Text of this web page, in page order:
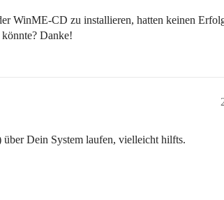
WinME-CD zu installieren, hatten keinen
Danke!
über Dein System laufen, vielleicht hilfts.